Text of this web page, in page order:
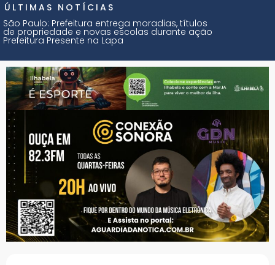
ÚLTIMAS NOTÍCIAS
São Paulo: Prefeitura entrega moradias, títulos
de propriedade e novas escolas durante ação
Prefeitura Presente na Lapa